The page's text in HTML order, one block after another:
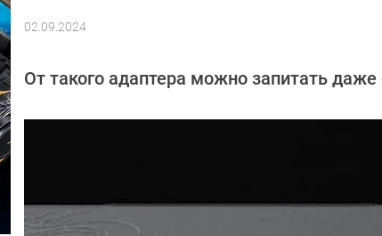
02.09.2024
Довлатова
От такого адаптера можно запитать